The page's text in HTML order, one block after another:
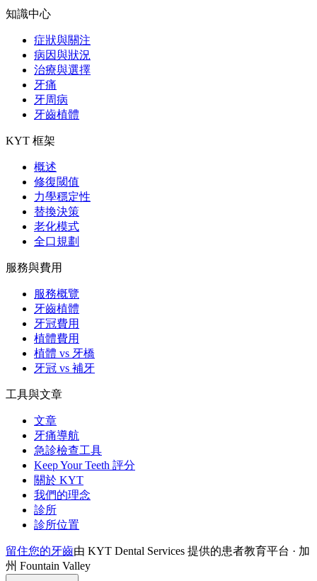
知識中心
症狀與關注
病因與狀況
治療與選擇
牙痛
牙周病
牙齒植體
KYT 框架
概述
修復閾值
力學穩定性
替換決策
老化模式
全口規劃
服務與費用
服務概覽
牙齒植體
牙冠費用
植體費用
植體 vs 牙橋
牙冠 vs 補牙
工具與文章
文章
牙痛導航
急診檢查工具
Keep Your Teeth 評分
關於 KYT
我們的理念
診所
診所位置
留住您的牙齒由 KYT Dental Services 提供的患者教育平台 · 加
州 Fountain Valley